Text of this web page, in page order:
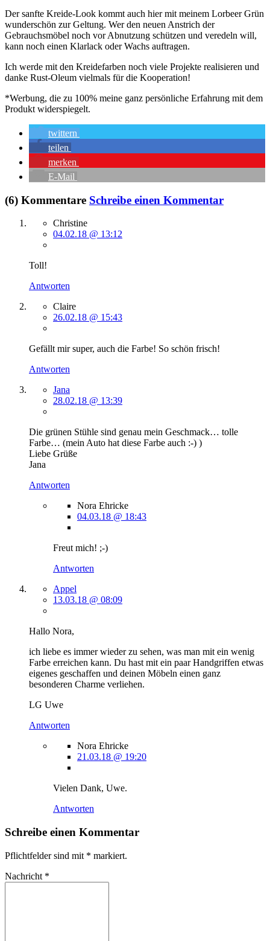
Der sanfte Kreide-Look kommt auch hier mit meinem Lorbeer Grün
wunderschön zur Geltung. Wer den neuen Anstrich der
Gebrauchsmöbel noch vor Abnutzung schützen und veredeln will,
kann noch einen Klarlack oder Wachs auftragen.
Ich werde mit den Kreidefarben noch viele Projekte realisieren und
danke Rust-Oleum vielmals für die Kooperation!
*Werbung, die zu 100% meine ganz persönliche Erfahrung mit dem
Produkt widerspiegelt.
twittern
teilen
merken
E-Mail
(6) Kommentare Schreibe einen Kommentar
Christine
04.02.18 @ 13:12
Toll!
Antworten
Claire
26.02.18 @ 15:43
Gefällt mir super, auch die Farbe! So schön frisch!
Antworten
Jana
28.02.18 @ 13:39
Die grünen Stühle sind genau mein Geschmack… tolle
Farbe… (mein Auto hat diese Farbe auch :-) )
Liebe Grüße
Jana
Antworten
Nora Ehricke
04.03.18 @ 18:43
Freut mich! ;-)
Antworten
Appel
13.03.18 @ 08:09
Hallo Nora,
ich liebe es immer wieder zu sehen, was man mit ein wenig
Farbe erreichen kann. Du hast mit ein paar Handgriffen etwas
eigenes geschaffen und deinen Möbeln einen ganz
besonderen Charme verliehen.
LG Uwe
Antworten
Nora Ehricke
21.03.18 @ 19:20
Vielen Dank, Uwe.
Antworten
Schreibe einen Kommentar
Pflichtfelder sind mit * markiert.
Nachricht *